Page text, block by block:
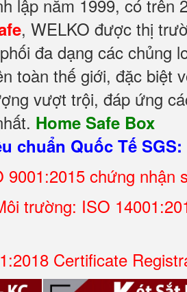
lập năm 1999, có trên
, WELKO được thị
đa dạng các chủng
toàn thế giới, đặc biệt
vượt trội, đáp ứng
Home Safe Box
chuẩn Quốc Tế SGS:
9001:2015 chứng nhận
trường: ISO
Certificate